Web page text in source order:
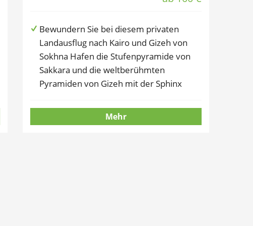
Bewundern Sie bei diesem privaten
Landausflug nach Kairo und Gizeh von
Sokhna Hafen die Stufenpyramide von
Sakkara und die weltberühmten
Pyramiden von Gizeh mit der Sphinx
Mehr